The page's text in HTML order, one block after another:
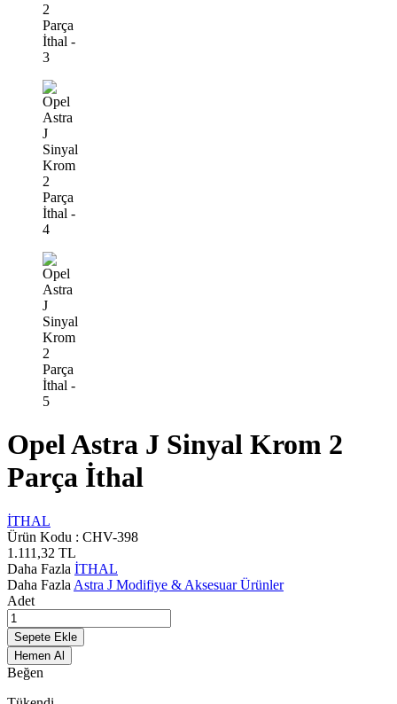
Opel Astra J Sinyal Krom 2
Parça İthal
İTHAL
Ürün Kodu : CHV-398
1.111,32 TL
Daha Fazla İTHAL
Daha Fazla Astra J Modifiye & Aksesuar Ürünler
Adet
Sepete Ekle
Hemen Al
Beğen